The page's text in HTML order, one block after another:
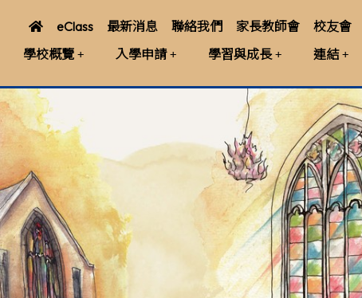
eClass 最新消息 聯絡我們 家長教師會 校友會
學校概覽
入學申請 學習與成長 連結